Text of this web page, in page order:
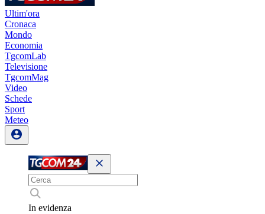
Ultim'ora
Cronaca
Mondo
Economia
TgcomLab
Televisione
TgcomMag
Video
Schede
Sport
Meteo
In evidenza